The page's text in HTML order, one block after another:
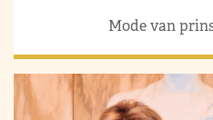
Mode van